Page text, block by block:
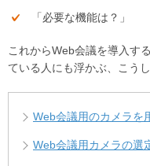
「必要な機能は？」
これからWeb会議を導入す
ている人にも浮かぶ、こう
Web会議用のカメラを
Web会議用カメラの選